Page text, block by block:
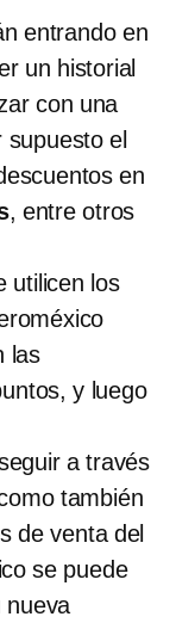
entrando en
un historial
con una
supuesto el
en
, entre otros
utilicen los
las
y luego
a través
también
de venta del
se puede
nueva